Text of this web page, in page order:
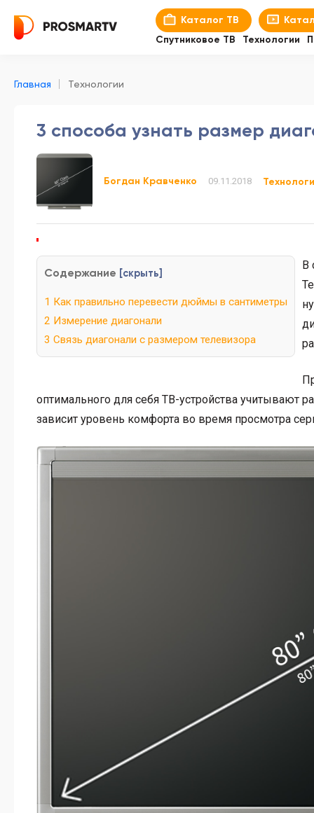
Каталог ТВ
Спутниковое ТВ
Технологии
Главная Технологии
3 способа узнать размер
Богдан Кравченко 09.11.2018
Содержание [скрыть]
1 Как правильно перевести дюймы в сантиметры
2 Измерение диагонали
3 Связь диагонали с размером телевизора
В
оптимального для себя ТВ-устройства учитывают
зависит уровень комфорта во время просмотра